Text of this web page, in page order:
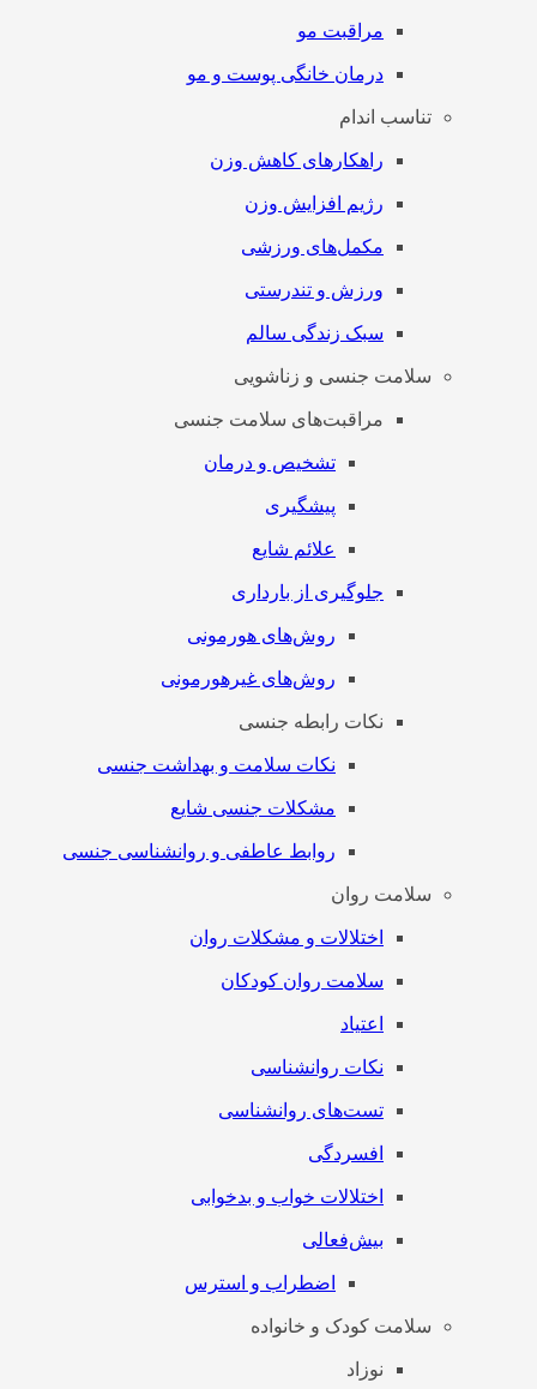
مراقبت مو
درمان خانگی پوست و مو
تناسب اندام
راهکارهای کاهش وزن
رژیم افزایش وزن
مکمل‌های ورزشی
ورزش و تندرستی
سبک زندگی سالم
سلامت جنسی و زناشویی
مراقبت‌های سلامت جنسی
تشخیص و درمان
پیشگیری
علائم شایع
جلوگیری از بارداری
روش‌های هورمونی
روش‌های غیرهورمونی
نکات رابطه جنسی
نکات سلامت و بهداشت جنسی
مشکلات جنسی شایع
روابط عاطفی و روانشناسی جنسی
سلامت روان
اختلالات و مشکلات روان
سلامت روان کودکان
اعتیاد
نکات روانشناسی
تست‌های روانشناسی
افسردگی
اختلالات خواب و بدخوابی
بیش‌فعالی
اضطراب و استرس
سلامت کودک و خانواده
نوزاد